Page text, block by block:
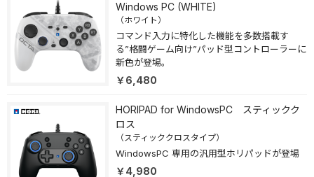
Windows PC (WHITE)
（ホワイト）
コマンド入力に特化した機能を多数搭載す
る”格闘ゲーム向け”パッド型コントローラーに
新色が登場。
￥6,480
HORIPAD for WindowsPC スティックク
ロス
（スティッククロスタイプ）
WindowsPC 専用の汎用型ホリパッドが登場
￥4,980